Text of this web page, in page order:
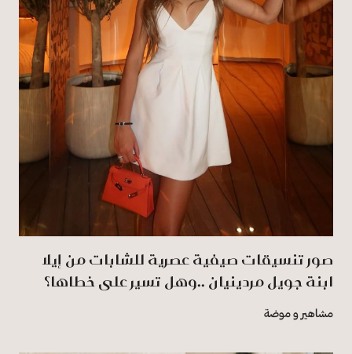
صور تنسيقات صيفية عصرية للشابات من إيلا
ابنة جويل مردينيان ..وهل تسير على خطاها؟
مشاهير و موضة